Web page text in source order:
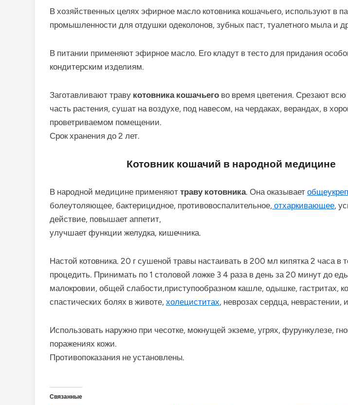
В хозяйственных целях эфирное масло котовника кошачьего, используют в
промышленности для отдушки одеколонов, зубных паст, туалетного мыла и
В питании применяют эфирное масло. Его кладут в тесто для придания
кондитерским изделиям.
Заготавливают траву котовника кошачьего во время цветения. Срезают
часть растения, сушат на воздухе, под навесом, на чердаках, верандах, в
проветриваемом помещении.
Срок хранения до 2 лет.
Котовник кошачий в народной медицине
В народной медицине применяют траву котовника. Она оказывает
болеутоляющее, бактерицидное, противовоспалительное, отхаркивающее,
действие, повышает аппетит,
улучшает функции желудка, кишечника.
Настой котовника. 20 г сушеной травы настаивать в 200 мл кипятка 2 часа в
процедить. Принимать по 1 столовой ложке 3 4 раза в день за 20 минут до
малокровии, общей слабости,приступообразном кашле, одышке, гастритах,
спастических болях в животе, холециститах, неврозах сердца, неврастении,
Использовать наружно при чесотке, мокнущей экземе, угрях, фурункулезе,
поражениях кожи.
Противопоказания не установлены.
Связанные